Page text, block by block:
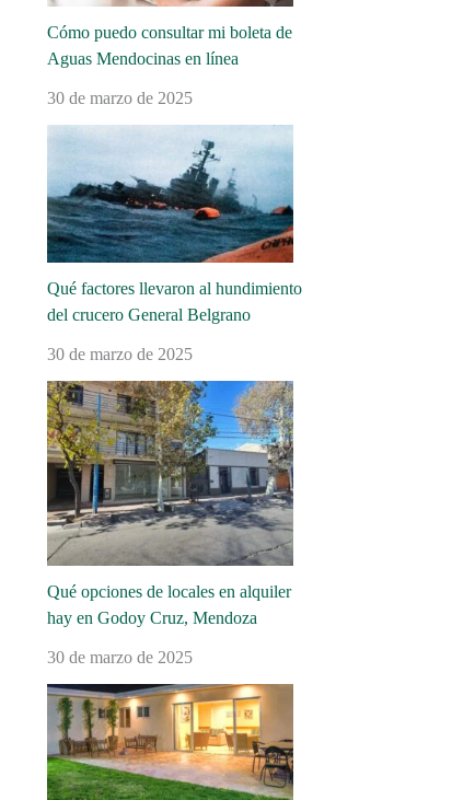
Cómo puedo consultar mi boleta de
Aguas Mendocinas en línea
30 de marzo de 2025
Qué factores llevaron al hundimiento
del crucero General Belgrano
30 de marzo de 2025
Qué opciones de locales en alquiler
hay en Godoy Cruz, Mendoza
30 de marzo de 2025